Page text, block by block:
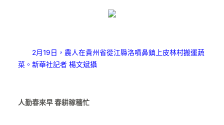
2月19日，農人在貴州省從江縣洛噴鼻鎮上皮林村搬運蔬
菜。新華社記者 楊文斌攝
人勤春來早 春耕稼穡忙